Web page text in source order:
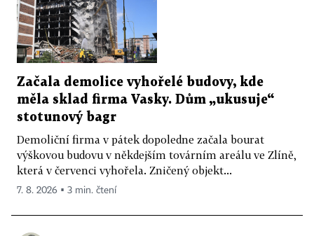
Začala demolice vyhořelé budovy, kde
měla sklad firma Vasky. Dům „ukusuje“
stotunový bagr
Demoliční firma v pátek dopoledne začala bourat
výškovou budovu v někdejším továrním areálu ve Zlíně,
která v červenci vyhořela. Zničený objekt...
7. 8. 2026 ▪ 3 min. čtení